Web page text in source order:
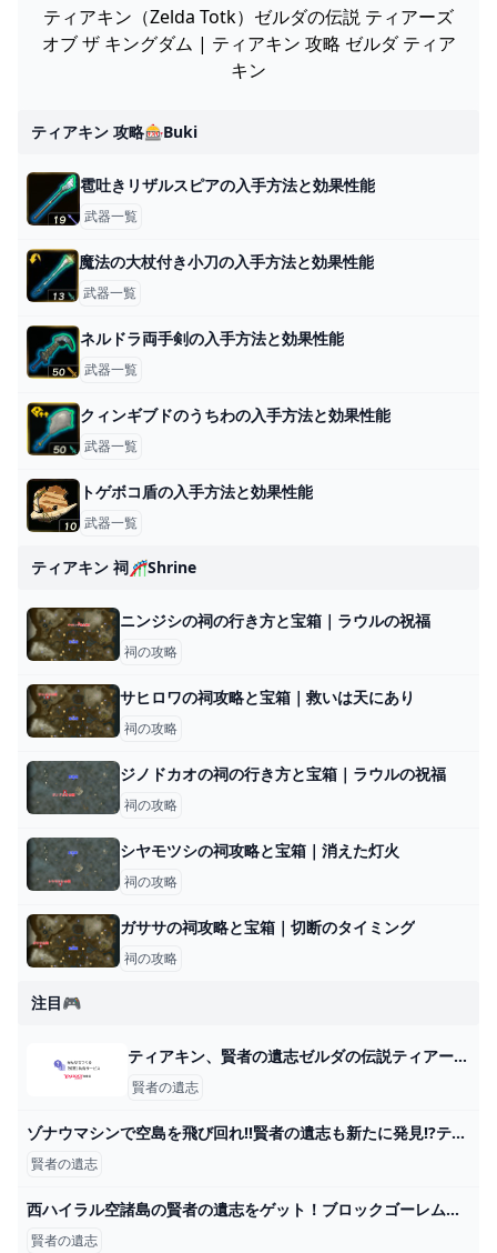
ティアキン（Zelda Totk）ゼルダの伝説 ティアーズ
オブ ザ キングダム | ティアキン 攻略 ゼルダ ティア
キン
ティアキン 攻略🎰buki
雹吐きリザルスピアの入手方法と効果性能
武器一覧
魔法の大杖付き小刀の入手方法と効果性能
武器一覧
ネルドラ両手剣の入手方法と効果性能
武器一覧
クィンギブドのうちわの入手方法と効果性能
武器一覧
トゲボコ盾の入手方法と効果性能
武器一覧
ティアキン 祠🎢shrine
ニンジシの祠の行き方と宝箱｜ラウルの祝福
祠の攻略
サヒロワの祠攻略と宝箱｜救いは天にあり
祠の攻略
ジノドカオの祠の行き方と宝箱｜ラウルの祝福
祠の攻略
シヤモツシの祠攻略と宝箱｜消えた灯火
祠の攻略
ガササの祠攻略と宝箱｜切断のタイミング
祠の攻略
注目🎮
ティアキン、賢者の遺志ゼルダの伝説ティアーズオブキングダムで、賢者の遺志を... - Yahoo!知恵袋
賢者の遺志
ゾナウマシンで空島を飛び回れ!!賢者の遺志も新たに発見!?ティアキン最速実況Part50【ゼルダの伝説 ティアーズ オブ ザ キングダム】 - YouTube
賢者の遺志
西ハイラル空諸島の賢者の遺志をゲット！ブロックゴーレム（上等）の安全な倒し方 - YouTube
賢者の遺志